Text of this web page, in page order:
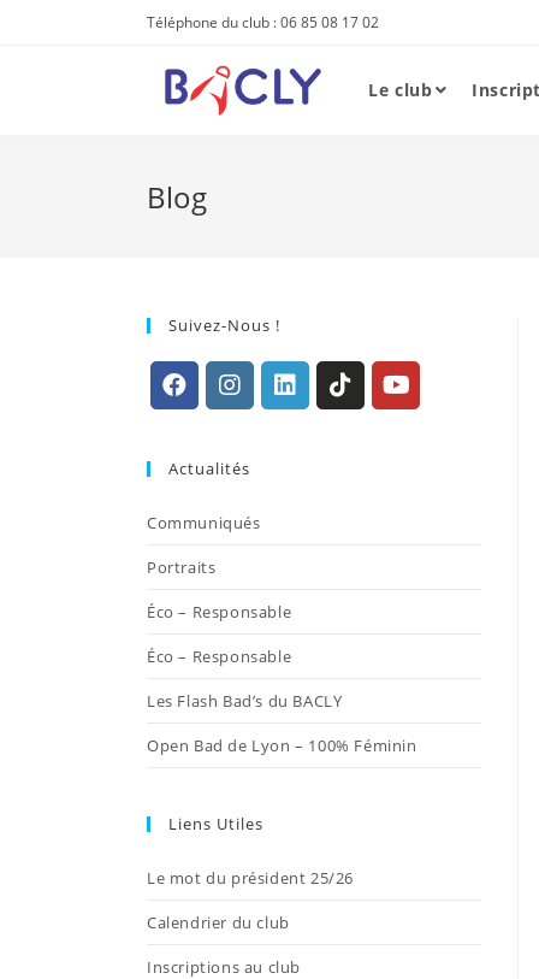
Téléphone du club : 06 85 08 17 02
Le club
Blog
Suivez-Nous !
un
nouvel
nouvel
Actualités
Communiqués
Portraits
Éco – Responsable
Éco – Responsable
Les Flash Bad’s du BACLY
Open Bad de Lyon – 100% Féminin
Liens Utiles
Le mot du président 25/26
Calendrier du club
Inscriptions au club